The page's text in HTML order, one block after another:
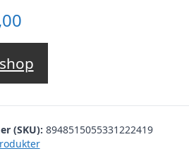
(SKU): 8948515055331222419